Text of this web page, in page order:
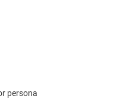
persona